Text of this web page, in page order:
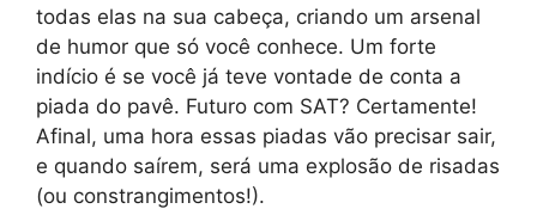
todas elas na sua cabeça, criando um arsenal
de humor que só você conhece. Um forte
indício é se você já teve vontade de conta a
piada do pavê. Futuro com SAT? Certamente!
Afinal, uma hora essas piadas vão precisar sair,
e quando saírem, será uma explosão de risadas
(ou constrangimentos!).